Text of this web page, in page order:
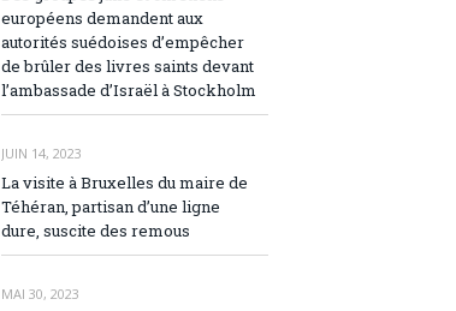
européens demandent aux
autorités suédoises d’empêcher
de brûler des livres saints devant
l’ambassade d’Israël à Stockholm
JUIN 14, 2023
La visite à Bruxelles du maire de
Téhéran, partisan d’une ligne
dure, suscite des remous
MAI 30, 2023